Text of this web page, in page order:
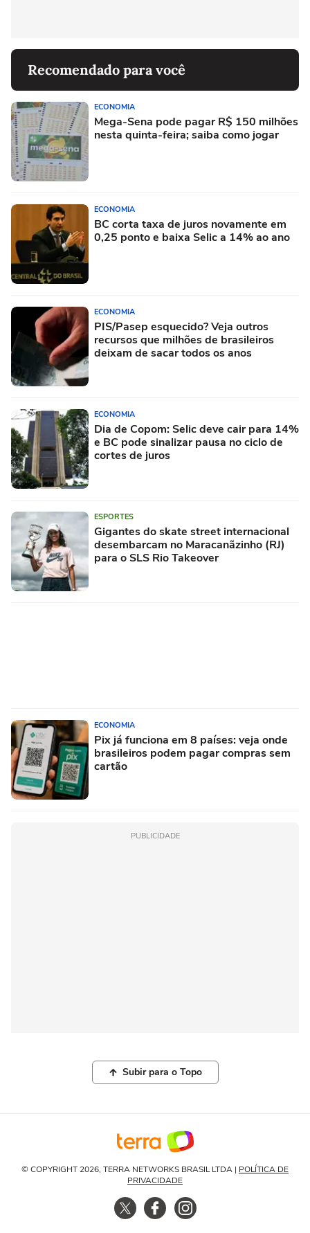
Recomendado para você
ECONOMIA
Mega-Sena pode pagar R$ 150 milhões
nesta quinta-feira; saiba como jogar
ECONOMIA
BC corta taxa de juros novamente em
0,25 ponto e baixa Selic a 14% ao ano
ECONOMIA
PIS/Pasep esquecido? Veja outros
recursos que milhões de brasileiros
deixam de sacar todos os anos
ECONOMIA
Dia de Copom: Selic deve cair para 14%
e BC pode sinalizar pausa no ciclo de
cortes de juros
ESPORTES
Gigantes do skate street internacional
desembarcam no Maracanãzinho (RJ)
para o SLS Rio Takeover
ECONOMIA
Pix já funciona em 8 países: veja onde
brasileiros podem pagar compras sem
cartão
PUBLICIDADE
Subir para o Topo
© COPYRIGHT 2026, TERRA NETWORKS BRASIL LTDA | POLÍTICA DE
PRIVACIDADE